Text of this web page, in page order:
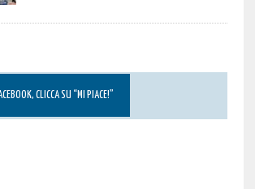
CLICCA SU “MI PIACE!”